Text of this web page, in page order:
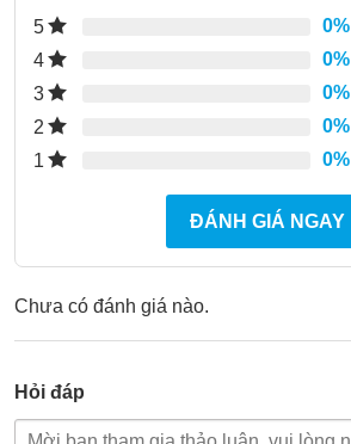
5 0%
4
0%
3
0%
2
0%
1
0%
ĐÁNH GIÁ NGAY
Chưa có đánh giá nào.
Hỏi đáp